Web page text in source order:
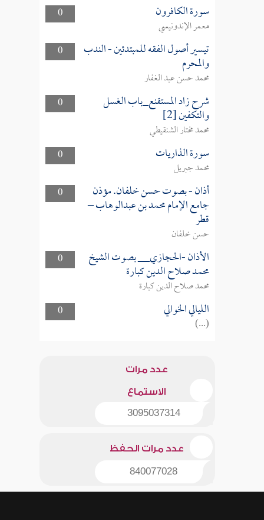
0 سورة الكافرون
معمر الإندونيسي
0
تيسير أصول الفقه للمبتدئين - الندب
والمحرم
محمد حسن عبد الغفار
0
شرح زاد المستقنع_باب الغسل
والتكفين [2]
محمد مختار الشنقيطي
0
سورة الذاريات
محمد جبريل
0
أذان - بصوت حسن خلفان. مؤذن
جامع الإمام محمد بن عبدالوهاب –
قطر
حسن خلفان
0
الأذان -الحجازي__ بصوت الشيخ
محمد صلاح الدين كبارة
محمد صلاح الدين كبارة
0
الليالي الخوالي
(...)
عدد مرات
الاستماع
3095037314
عدد مرات الحفظ
840077028